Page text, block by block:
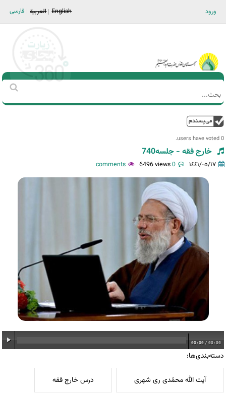
ورود فارسی العربية English
Main men-AR
استمارة
‏
0 users have voted.
خارج فقه - جلسه740
١٤٤١/٠٥/١٧ 0 comments
6496 views
00:00 / 00:00
دسته‌بندی‌ها:
آیت الله محمّدی ری شهری درس خارج فقه